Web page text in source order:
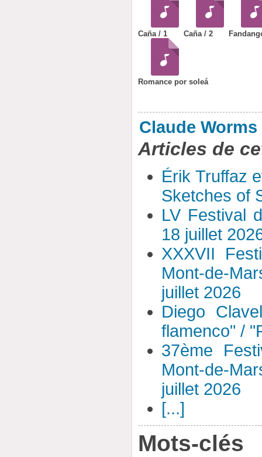
Caña / 1 Caña / 2
Romance por soleá
Claude Worms
Articles de
Érik Truffaz
Sketches of
LV Festival
18 juillet
XXXVII
Mont-de-
juillet 2026
Diego
flamenco" /
37ème
Mont-de-
juillet 2026
[...]
Mots-clés